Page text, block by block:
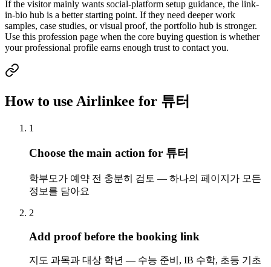
If the visitor mainly wants social-platform setup guidance, the link-
in-bio hub is a better starting point. If they need deeper work
samples, case studies, or visual proof, the portfolio hub is stronger.
Use this profession page when the core buying question is whether
your professional profile earns enough trust to contact you.
How to use Airlinkee for 튜터
1
Choose the main action for 튜터
학부모가 예약 전 충분히 검토 — 하나의 페이지가 모든
정보를 담아요
2
Add proof before the booking link
지도 과목과 대상 학년 — 수능 준비, IB 수학, 초등 기초